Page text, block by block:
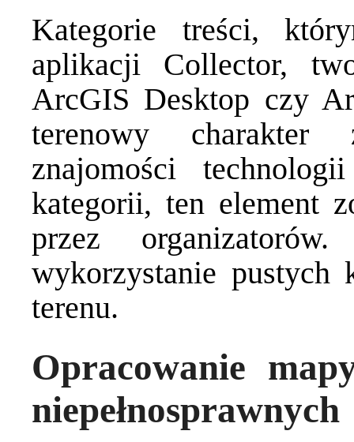
Kategorie treści,
aplikacji Collector,
ArcGIS Desktop czy
terenowy charakter
znajomości
kategorii, ten element
przez
wykorzystanie pustych
terenu.
Opracowanie
niepełnosprawnych